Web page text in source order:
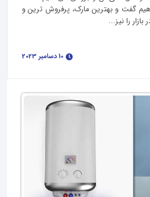
گفت و بهترین مارک، پرفروش ترین و
را نیز...